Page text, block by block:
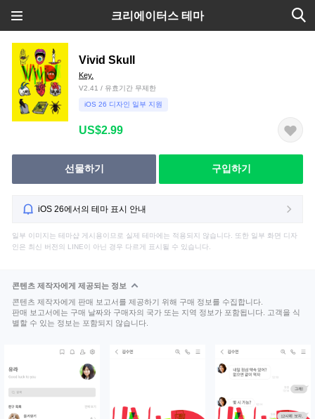
크리에이터스 테마
Vivid Skull
Key.
V2.41 / 유효기간 무제한
iOS 26 디자인 일부 지원
US$2.99
선물하기 구입하기
iOS 26에서의 테마 표시 안내
일부 이미지는 테마샵 게시용이므로 실제 테마에는 적용되지 않습니다. 또한 일부 화면 디자
인은 최신 버전의 LINE이 아닌 경우 다르게 표시될 수 있습니다.
콘텐츠 제작자에게 제공되는 정보
콘텐츠 제작자에게 판매 보고서를 제공하기 위해 구매 정보를 수집합니다.
판매 보고서에는 구매 날짜와 구매자의 국가 또는 지역 정보가 포함됩니다. 고객을 식
별할 수 있는 정보는 포함되지 않습니다.